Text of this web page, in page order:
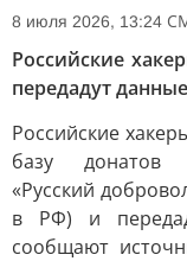
8 июля 2026, 13:24
Российские
передадут
Российские
базу донатов
«Русский
в РФ) и
сообщают